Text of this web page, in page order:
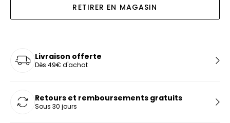
RETIRER EN MAGASIN
Livraison offerte
Dès 49€ d'achat
Retours et remboursements gratuits
Sous 30 jours